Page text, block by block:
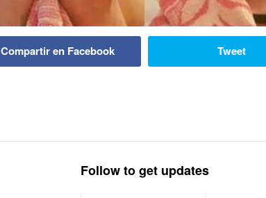
Compartir en Facebook Tweet
Follow to get updates